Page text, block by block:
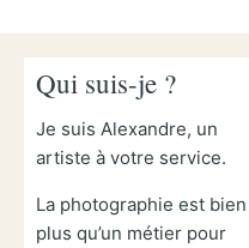
Qui suis-je ?
Je suis Alexandre, un
artiste à votre service.
La photographie est bien
plus qu’un métier pour